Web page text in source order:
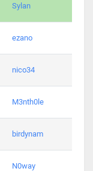
Sylan
ezano
nico34
M3nth0le
birdynam
N0way